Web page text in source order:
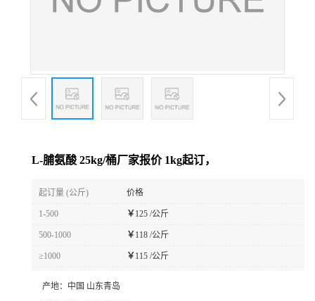
L-脯氨酸 25kg/桶厂家报价 1kg起订，
起订量 (公斤) 价格
1-500 ￥ 125 /公斤
500-1000 ￥ 118 /公斤
≥1000 ￥ 115 /公斤
产地： 中国 山东青岛